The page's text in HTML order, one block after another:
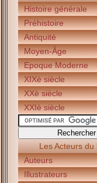
Histoire générale
Préhistoire
Antiquité
Moyen-Âge
Epoque Moderne
XIXè siècle
XXè siècle
XXIè siècle
Les Acteurs du
Auteurs
Illustrateurs